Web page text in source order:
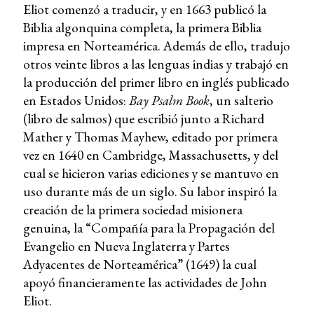
Eliot comenzó a traducir, y en 1663 publicó la
Biblia algonquina completa, la primera Biblia
impresa en Norteamérica. Además de ello, tradujo
otros veinte libros a las lenguas indias y trabajó en
la producción del primer libro en inglés publicado
en Estados Unidos:Bay Psalm Book, un salterio
(libro de salmos) que escribió junto a Richard
Mather y Thomas Mayhew, editado por primera
vez en 1640 en Cambridge, Massachusetts, y del
cual se hicieron varias ediciones y se mantuvo en
uso durante más de un siglo. Su labor inspiró la
creación de la primera sociedad misionera
genuina, la “Compañía para la Propagación del
Evangelio en Nueva Inglaterra y Partes
Adyacentes de Norteamérica” (1649) la cual
apoyó financieramente las actividades de John
Eliot.